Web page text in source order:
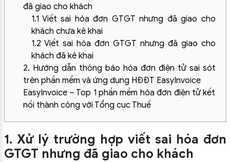
đã giao cho khách
1.1 Viết sai hóa đơn GTGT nhưng đã giao cho
khách chưa kê khai
1.2 Viết sai hóa đơn GTGT nhưng đã giao cho
khách đã kê khai
2. Hướng dẫn thông báo hóa đơn điện tử sai sót
trên phần mềm và ứng dụng HĐĐT EasyInvoice
EasyInvoice – Top 1 phần mềm hóa đơn điện tử kết
nối thành công với Tổng cục Thuế
1. Xử lý trường hợp viết sai hóa đơn
GTGT nhưng đã giao cho khách